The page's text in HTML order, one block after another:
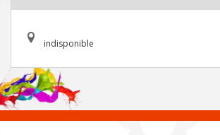
indisponible